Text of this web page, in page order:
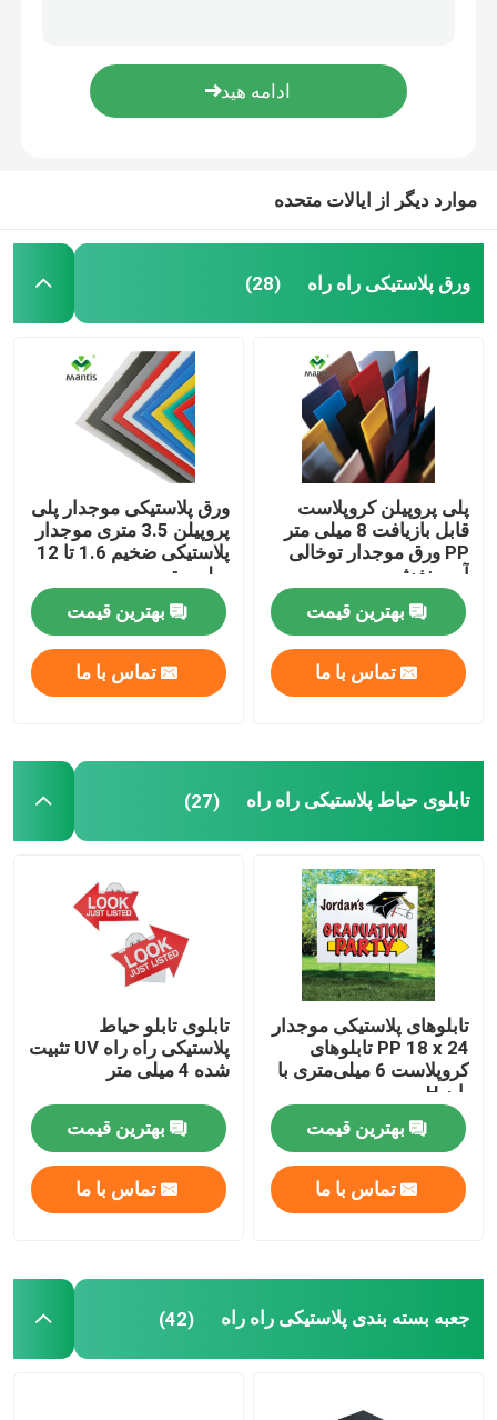
آجر برش واترجت
استند نمایش گل
لنت های لایه پلاستیکی
ورق کروپلاست
ورق کورفلوت
ورق توخالی PP
علامت کورفلوت
کارت حیاط
جعبه بسته بندی میوه
جعبه بسته بندی سبزیجات
محافظ درختان پلاستیکی
پست الکترونیکی
گزینه های زیست محیطی برای محصولات فوق
موارد دیگر از ایالات متحده
ورق پلاستیکی راه راه (28)
پلی پروپیلن کروپلاست
قابل بازیافت 8 میلی متر
PP ورق موجدار توخالی
آبی بنفش
بهترین قیمت
تماس با ما
ورق پلاستیکی موجدار پلی
پروپیلن 3.5 متری موجدار
پلاستیکی ضخیم 1.6 تا 12
میلی متر
بهترین قیمت
تماس با ما
تابلوی حیاط پلاستیکی راه راه (27)
تابلوهای پلاستیکی موجدار
PP 18 x 24 تابلوهای
کروپلاست 6 میلی‌متری با
پایه H
بهترین قیمت
تماس با ما
تابلوی تابلو حیاط
پلاستیکی راه راه UV تثبیت
شده 4 میلی متر
بهترین قیمت
تماس با ما
جعبه بسته بندی پلاستیکی راه راه (42)